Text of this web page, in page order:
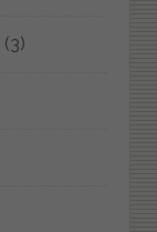
(3)